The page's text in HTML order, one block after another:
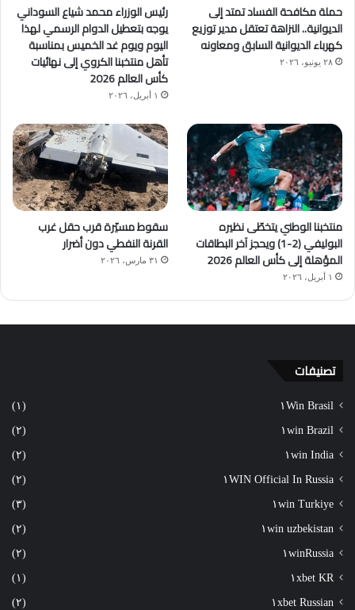
حملة مكافحة الفساد تمتد إلى
الديوانية.. النزاهة تعتقل مدير توزيع
كهرباء الديوانية السابق ومعاونه
٢٨ يونيو، ٢٠٢٦
رئيس الوزراء محمد شياع السوداني
يوجه بتعطيل الدوام الرسمي لهذا
اليوم ويوم غد الخميس بمناسبة
تأهل منتخبنا الكروي إلى نهائيات
كأس العالم 2026
١ أبريل، ٢٠٢٦
منتخبنا الوطني يتخطّى نظيره
البوليفي (2-1) ويحجز آخر البطاقات
المؤهلة إلى كأس العالم 2026
١ أبريل، ٢٠٢٦
سقوط مسيّرة قرب حقل غرب
القرنة النفطي دون أضرار
٣١ مارس، ٢٠٢٦
تصنيفات
١Win Brasil (١)
١win Brazil (٢)
١win India (٢)
١WIN Official In Russia (٢)
١win Turkiye (٣)
١win uzbekistan (٢)
١winRussia (٢)
١xbet KR (١)
١xbet Russian (٢)